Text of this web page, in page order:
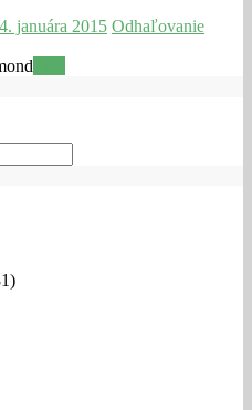
4. januára 2015 Odhaľovanie